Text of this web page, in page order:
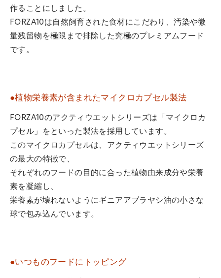
作ることにしました。
FORZA10は自然飼育された食材にこだわり、汚染や微
量残留物を極限まで排除した究極のプレミアムフード
です。
●植物栄養素が含まれたマイクロカプセル製法
FORZA10のアクティウエットシリーズは「マイクロカ
プセル」をといった製法を採用しています。
このマイクロカプセルは、アクティウエットシリーズ
の最大の特徴で、
それぞれのフードの目的に合った植物由来成分や栄養
素を凝縮し、
栄養素が壊れないようにギニアアブラヤシ油の小さな
球で包み込んでいます。
●いつものフードにトッピング